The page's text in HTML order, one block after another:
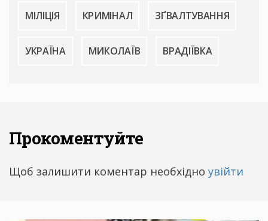
МІЛІЦІЯ КРИМІНАЛ ЗҐВАЛТУВАННЯ
УКРАЇНА МИКОЛАЇВ ВРАДІЇВКА
Прокоментуйте
Щоб залишити коментар необхідно увійти